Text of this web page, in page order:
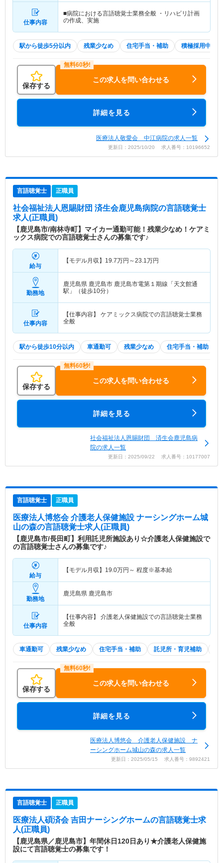
仕事内容
■病院における言語聴覚士業務全般 ・リハビリ計画
の作成、実施
駅から徒歩5分以内 残業少なめ 住宅手当・補助 積極採用中
保存する
この求人を問い合わせる
詳細を見る
医療法人敬愛会 中江病院の求人一覧
更新日：2025/10/20 求人番号：10196652
言語聴覚士 正職員
社会福祉法人恩賜財団 済生会鹿児島病院の言語聴覚士
求人(正職員)
【鹿児島市/南林寺町】マイカー通勤可能！残業少なめ！ケアミ
ックス病院での言語聴覚士さんの募集です♪
給与
【モデル月収】 19.7万円～23.1万円
勤務地
鹿児島県 鹿児島市 鹿児島市電第１期線「天文館通
駅」（徒歩10分）
仕事内容
【仕事内容】 ケアミックス病院での言語聴覚士業務
全般
駅から徒歩10分以内 車通勤可 残業少なめ 住宅手当・補助
保存する
この求人を問い合わせる
詳細を見る
社会福祉法人恩賜財団 済生会鹿児島病
院の求人一覧
更新日：2025/09/22 求人番号：10177007
言語聴覚士 正職員
医療法人博悠会 介護老人保健施設 ナーシングホーム城
山の森の言語聴覚士求人(正職員)
【鹿児島市/長田町】利用託児所施設あり☆介護老人保健施設で
の言語聴覚士さんの募集です♪
給与
【モデル月収】 19.0万円～ 程度※基本給
勤務地
鹿児島県 鹿児島市
仕事内容
【仕事内容】 介護老人保健施設での言語聴覚士業務
全般
車通勤可 残業少なめ 住宅手当・補助 託児所・育児補助
保存する
この求人を問い合わせる
詳細を見る
医療法人博悠会 介護老人保健施設 ナ
ーシングホーム城山の森の求人一覧
更新日：2025/05/15 求人番号：9892421
言語聴覚士 正職員
医療法人碩済会 吉田ナーシングホームの言語聴覚士求
人(正職員)
【鹿児島県／鹿児島市】年間休日120日あり★介護老人保健施
設にて言語聴覚士の募集です！